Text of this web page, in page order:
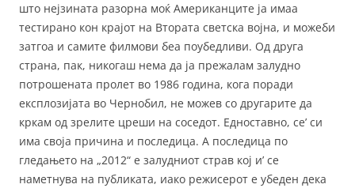
што нејзината разорна моќ Американците ја имаа
тестирано кон крајот на Втората светска војна, и можеби
затгоа и самите филмови беа поубедливи. Од друга
страна, пак, никогаш нема да ја прежалам залудно
потрошената пролет во 1986 година, кога поради
експлозијата во Чернобил, не можев со другарите да
кркам од зрелите цреши на соседот. Едноставно, се’ си
има своја причина и последица. А последица по
гледањето на „2012“ е залудниот страв кој и’ се
наметнува на публиката, иако режисерот е убеден дека